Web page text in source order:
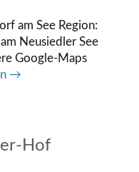
am See Region:
Neusiedler See
Google-Maps
→
Hof